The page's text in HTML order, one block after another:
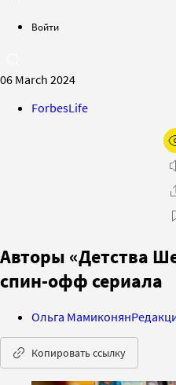
Войти
06 March 2024
ForbesLife
Авторы «Детства
спин-офф сериала
Ольга Мамиконян
Копировать ссылку